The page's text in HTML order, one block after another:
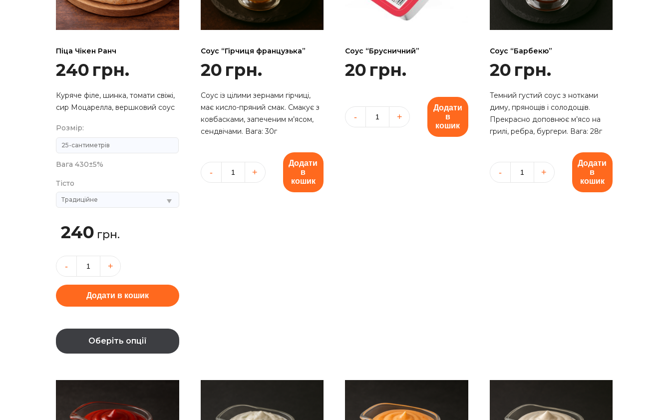
Піца Чікен Ранч
240 грн.
Куряче філе, шинка, томати свіжі,
сир Моцарелла, вершковий соус
Розмір:
Вага 430±5%
Тісто
240 грн.
Піца
Чікен
Ранч
кількість
Додати в кошик
Оберіть опції
товар
має
Соус “Гірчиця французька”
20 грн.
Соус із цілими зернами гірчиці,
має кисло-пряний смак. Смакує з
ковбасками, запеченим м’ясом,
сендвічами. Вага: 30г
Соус
Додати
в
кошик
Соус “Брусничний”
20 грн.
Соус
Додати
в
кошик
Соус “Барбекю”
20 грн.
Темний густий соус з нотками
диму, прянощів і солодощів.
Прекрасно доповнює м’ясо на
грилі, ребра, бургери. Вага: 28г
Соус
Додати
в
кошик